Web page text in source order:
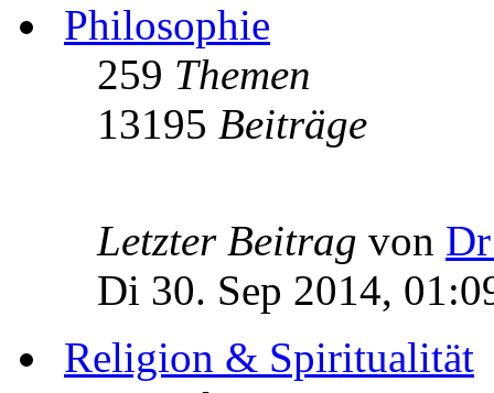
Philosophie
259 Themen
13195 Beiträge
Letzter Beitrag von
Di 30. Sep 2014,
Religion & Spiritualität